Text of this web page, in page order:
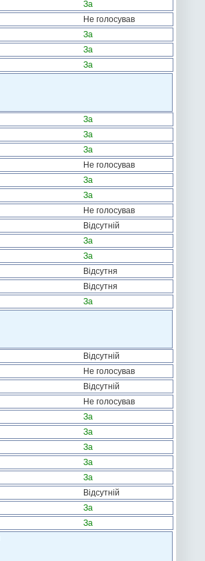
За
Не голосував
За
За
За
За
За
За
Не голосував
За
За
Не голосував
Відсутній
За
За
Відсутня
Відсутня
За
Відсутній
Не голосував
Відсутній
Не голосував
За
За
За
За
За
Відсутній
За
За